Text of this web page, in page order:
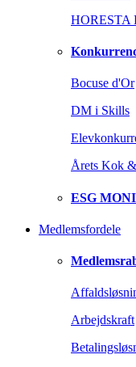
HORESTA
Bocuse d'Or
DM i Skills
Årets Kok
ESG
Medlemsfordele
Arbejdskraft